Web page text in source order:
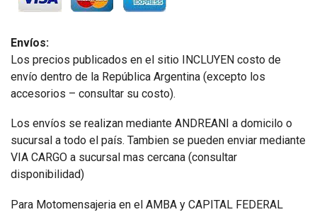
Envíos:
Los precios publicados en el sitio INCLUYEN costo de
envío dentro de la República Argentina (excepto los
accesorios – consultar su costo).
Los envíos se realizan mediante ANDREANI a domicilo o
sucursal a todo el país. Tambien se pueden enviar mediante
VIA CARGO a sucursal mas cercana (consultar
disponibilidad)
Para Motomensajeria en el AMBA y CAPITAL FEDERAL